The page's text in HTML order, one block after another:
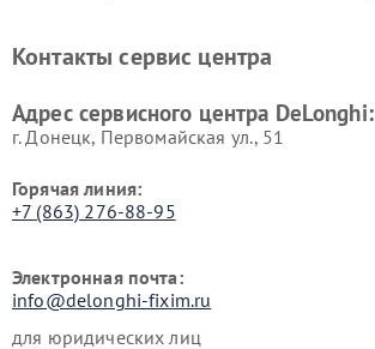
DeLonghi
DeLonghi
Контакты сервис центра
Адрес сервисного центра DeLonghi:
г. Донецк, Первомайская ул., 51
Горячая линия:
+7 (863) 276-88-95
Электронная почта:
info@delonghi-fixim.ru
для юридических лиц